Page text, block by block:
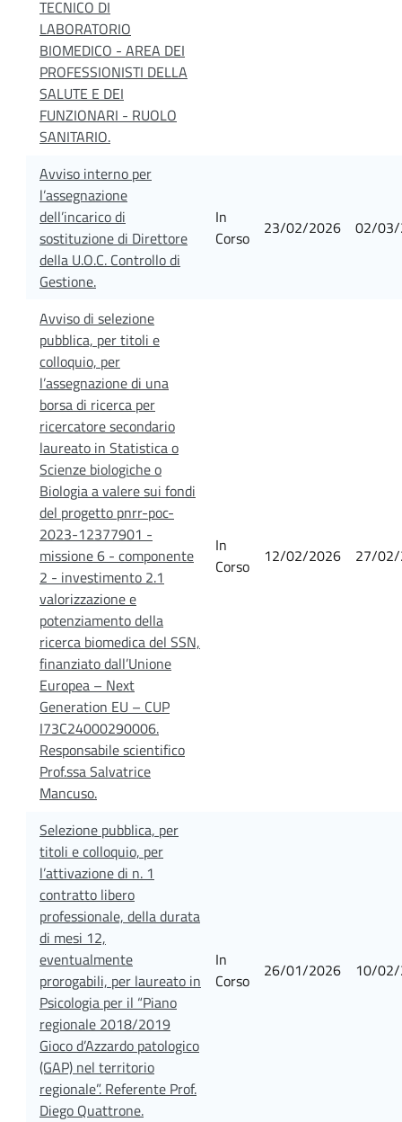
TECNICO DI
LABORATORIO
BIOMEDICO - AREA DEI
PROFESSIONISTI DELLA
SALUTE E DEI
FUNZIONARI - RUOLO
SANITARIO.
Avviso interno per
l’assegnazione
dell’incarico di
sostituzione di Direttore
della U.O.C. Controllo di
Gestione.
In
Corso
23/02/2026 02/
Avviso di selezione
pubblica, per titoli e
colloquio, per
l’assegnazione di una
borsa di ricerca per
ricercatore secondario
laureato in Statistica o
Scienze biologiche o
Biologia a valere sui fondi
del progetto pnrr-poc-
2023-12377901 -
missione 6 - componente
2 - investimento 2.1
valorizzazione e
potenziamento della
ricerca biomedica del SSN,
finanziato dall’Unione
Europea – Next
Generation EU – CUP
I73C24000290006.
Responsabile scientifico
Prof.ssa Salvatrice
Mancuso.
In
Corso
12/02/2026 27/
Selezione pubblica, per
titoli e colloquio, per
l’attivazione di n. 1
contratto libero
professionale, della durata
di mesi 12,
eventualmente
prorogabili, per laureato in
Psicologia per il “Piano
regionale 2018/2019
Gioco d’Azzardo patologico
(GAP) nel territorio
regionale”. Referente Prof.
Diego Quattrone.
In
Corso
26/01/2026 10/